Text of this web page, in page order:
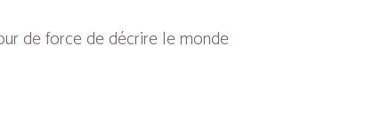
de force de décrire le monde